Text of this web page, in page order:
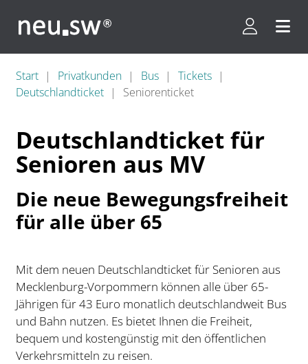
Start Privatkunden Bus
Tickets
Deutschlandticket
Seniorenticket
Deutschlandticket für
Senioren aus MV
Die neue Bewegungsfreiheit
für alle über 65
Mit dem neuen Deutschlandticket für Senioren aus
Mecklenburg-Vorpommern können alle über 65-
Jährigen für 43 Euro monatlich deutschlandweit Bus
und Bahn nutzen. Es bietet Ihnen die Freiheit,
bequem und kostengünstig mit den öffentlichen
Verkehrsmitteln zu reisen.